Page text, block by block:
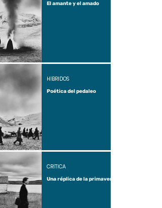
El amante y el amado
Poética del pedaleo
HÍBRIDOS
Una réplica de la primavera
CRÍTICA